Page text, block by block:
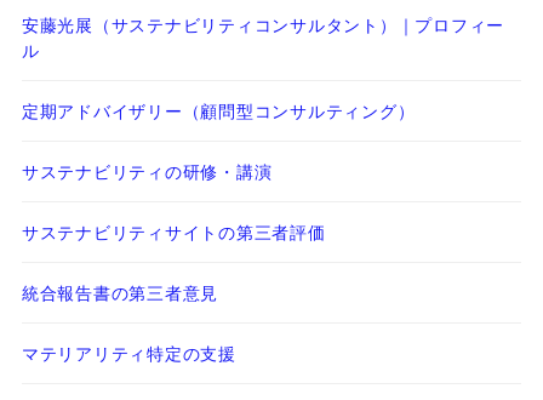
安藤光展（サステナビリティコンサルタント）｜プロフィー
ル
定期アドバイザリー（顧問型コンサルティング）
サステナビリティの研修・講演
サステナビリティサイトの第三者評価
統合報告書の第三者意見
マテリアリティ特定の支援